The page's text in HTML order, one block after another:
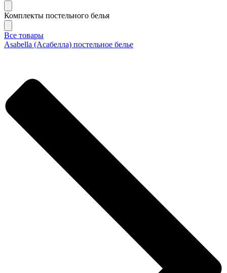
Комплекты постельного белья
Все товары
Asabella (Асабелла) постельное белье